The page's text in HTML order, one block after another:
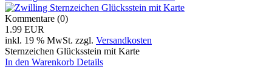
Kommentare (0)
1.99 EUR
inkl. 19 % MwSt. zzgl. Versandkosten
Sternzeichen Glücksstein mit Karte
In den Warenkorb Details